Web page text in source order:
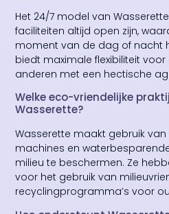
Het 24/7 model van
faciliteiten altijd open zijn,
moment van de dag of nacht
biedt maximale flexibiliteit
anderen met een hectische
Welke eco-vriendelijke
Wasserette?
Wasserette maakt gebruik
machines en
milieu te beschermen. Ze
voor het gebruik van
recyclingprogramma’s voor